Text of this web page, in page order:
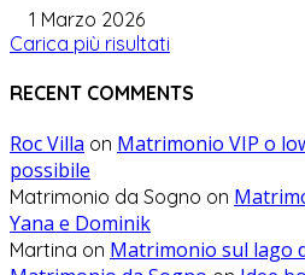
1 Marzo 2026
Carica più risultati
RECENT COMMENTS
Roc Villa on Matrimonio VIP o
possibile
Matrimonio da Sogno on
Yana e Dominik
Martina on Matrimonio sul lago